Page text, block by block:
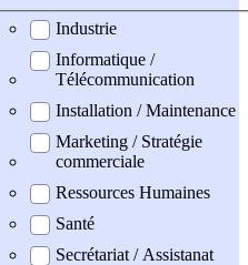
Industrie
Informatique /
Télécommunication
Installation / Maintenance
Marketing / Stratégie
commerciale
Ressources Humaines
Santé
Secrétariat / Assistanat